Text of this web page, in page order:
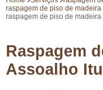
raspagem de piso de
raspagem de piso de madeira
Raspagem
Assoalho Itu